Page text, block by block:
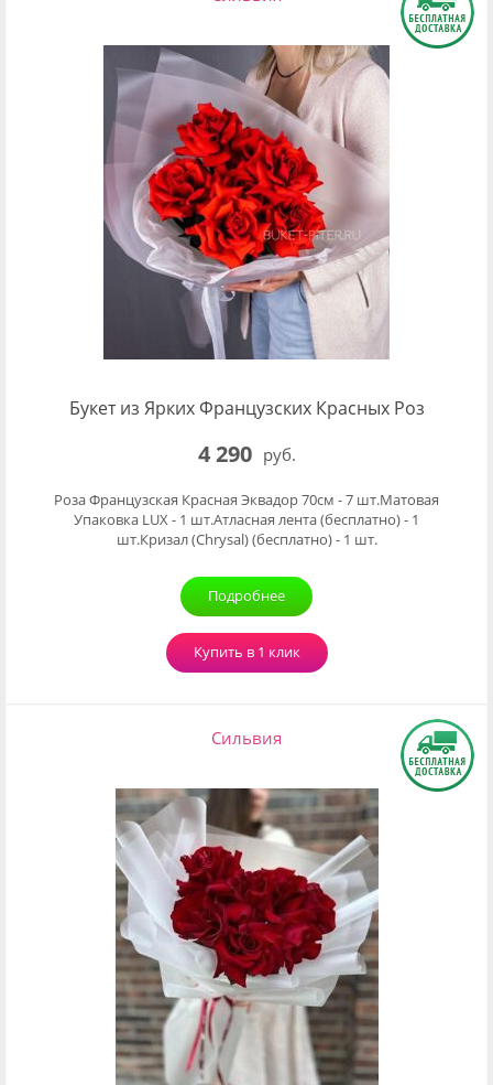
Букет из Ярких Французских Красных Роз
4 290 руб.
Роза Французская Красная Эквадор 70см - 7 шт.Матовая
Упаковка LUX - 1 шт.Атласная лента (бесплатно) - 1
шт.Кризал (Chrysal) (бесплатно) - 1 шт.
Подробнее
Купить в 1 клик
Сильвия